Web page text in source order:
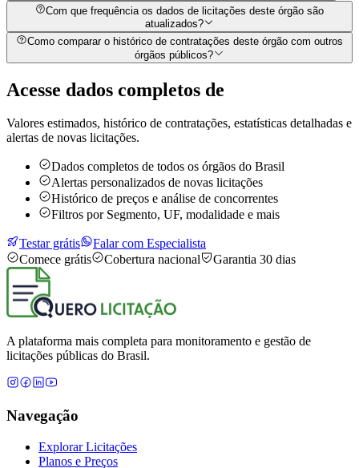
Com que frequência os dados de licitações deste órgão são
atualizados?
Como comparar o histórico de contratações deste órgão com outros
órgãos públicos?
Acesse dados completos de
Valores estimados, histórico de contratações, estatísticas detalhadas e
alertas de novas licitações.
Dados completos de todos os órgãos do Brasil
Alertas personalizados de novas licitações
Histórico de preços e análise de concorrentes
Filtros por Segmento, UF, modalidade e mais
Testar grátis
Falar com Especialista
Comece grátis
Cobertura nacional Garantia 30 dias
A plataforma mais completa para monitoramento e gestão de
licitações públicas do Brasil.
Navegação
Explorar Licitações
Planos e Preços